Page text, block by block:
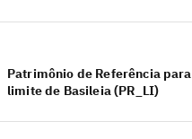
Patrimônio de Referência para
limite de Basileia (PR_LI)